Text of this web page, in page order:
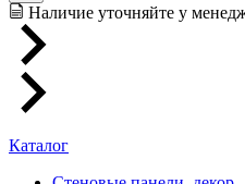
Наличие уточняйте у
Каталог